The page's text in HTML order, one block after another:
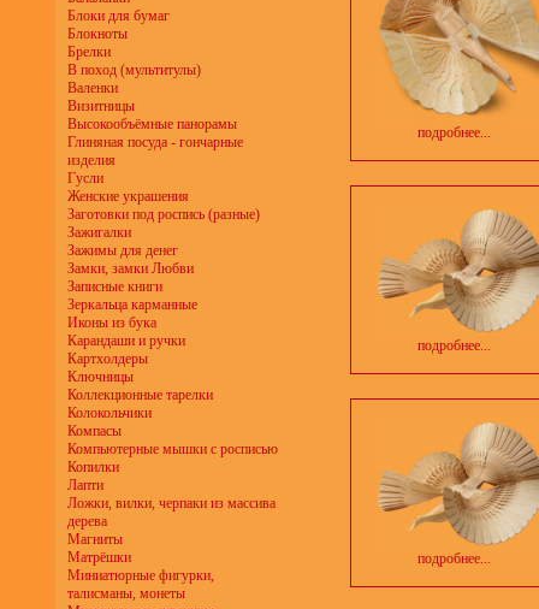
Блоки для бумаг
Блокноты
Брелки
В поход (мультитулы)
Валенки
Визитницы
Высокообъёмные панорамы
Глиняная посуда - гончарные
изделия
Гусли
Женские украшения
Заготовки под роспись (разные)
Зажигалки
Зажимы для денег
Замки, замки Любви
Записные книги
Зеркальца карманные
Иконы из бука
Карандаши и ручки
Картхолдеры
Ключницы
Коллекционные тарелки
Колокольчики
Компасы
Компьютерные мышки с росписью
Копилки
Лапти
Ложки, вилки, черпаки из массива
дерева
Магниты
Матрёшки
Миниатюрные фигурки,
талисманы, монеты
подробнее...
подробнее...
подробнее...